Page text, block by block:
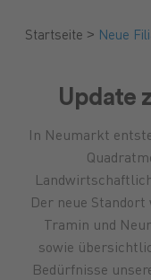
Futtermittel
Startseite > Neue
Update
In Neumarkt
Der neue
Tramin und
sowie
Bedürfnisse